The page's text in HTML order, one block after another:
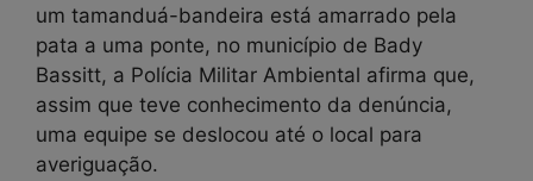
um tamanduá-bandeira está amarrado pela
pata a uma ponte, no município de Bady
Bassitt, a Polícia Militar Ambiental afirma que,
assim que teve conhecimento da denúncia,
uma equipe se deslocou até o local para
averiguação.